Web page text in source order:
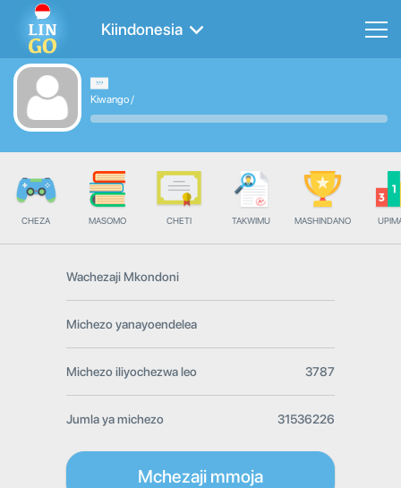
Kiindonesia
Kiwango/
CHEZA MASOMO CHETI TAKWIMU MASHINDANO
Wachezaji Mkondoni
Michezo yanayoendelea
Michezo iliyochezwa leo 3787
Jumla ya michezo 31536226
Mchezaji mmoja